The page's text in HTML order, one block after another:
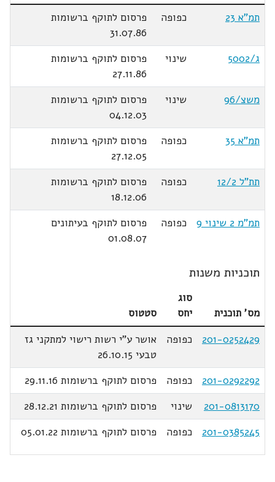
תמ"א 23
כפופה
פרסום לתוקף ברשומות
31.07.86
ג/5002
שינוי
פרסום לתוקף ברשומות
27.11.86
משצ/96
שינוי
פרסום לתוקף ברשומות
04.12.03
תמ"א 35
כפופה
פרסום לתוקף ברשומות
27.12.05
תת"ל 12/2
כפופה
פרסום לתוקף ברשומות
18.12.06
תמ"מ 2 שינוי 9
כפופה
פרסום לתוקף בעיתונים
01.08.07
תוכניות משנות
מס' תוכנית
סוג
יחס
סטטוס
201-0252429
כפופה
אושר ע"י רשות רישוי למתקני גז
טבעי 26.10.15
201-0292292
כפופה
פרסום לתוקף ברשומות 29.11.16
201-0813170
שינוי
פרסום לתוקף ברשומות 28.12.21
201-0385245
כפופה פרסום לתוקף ברשומות 05.01.22